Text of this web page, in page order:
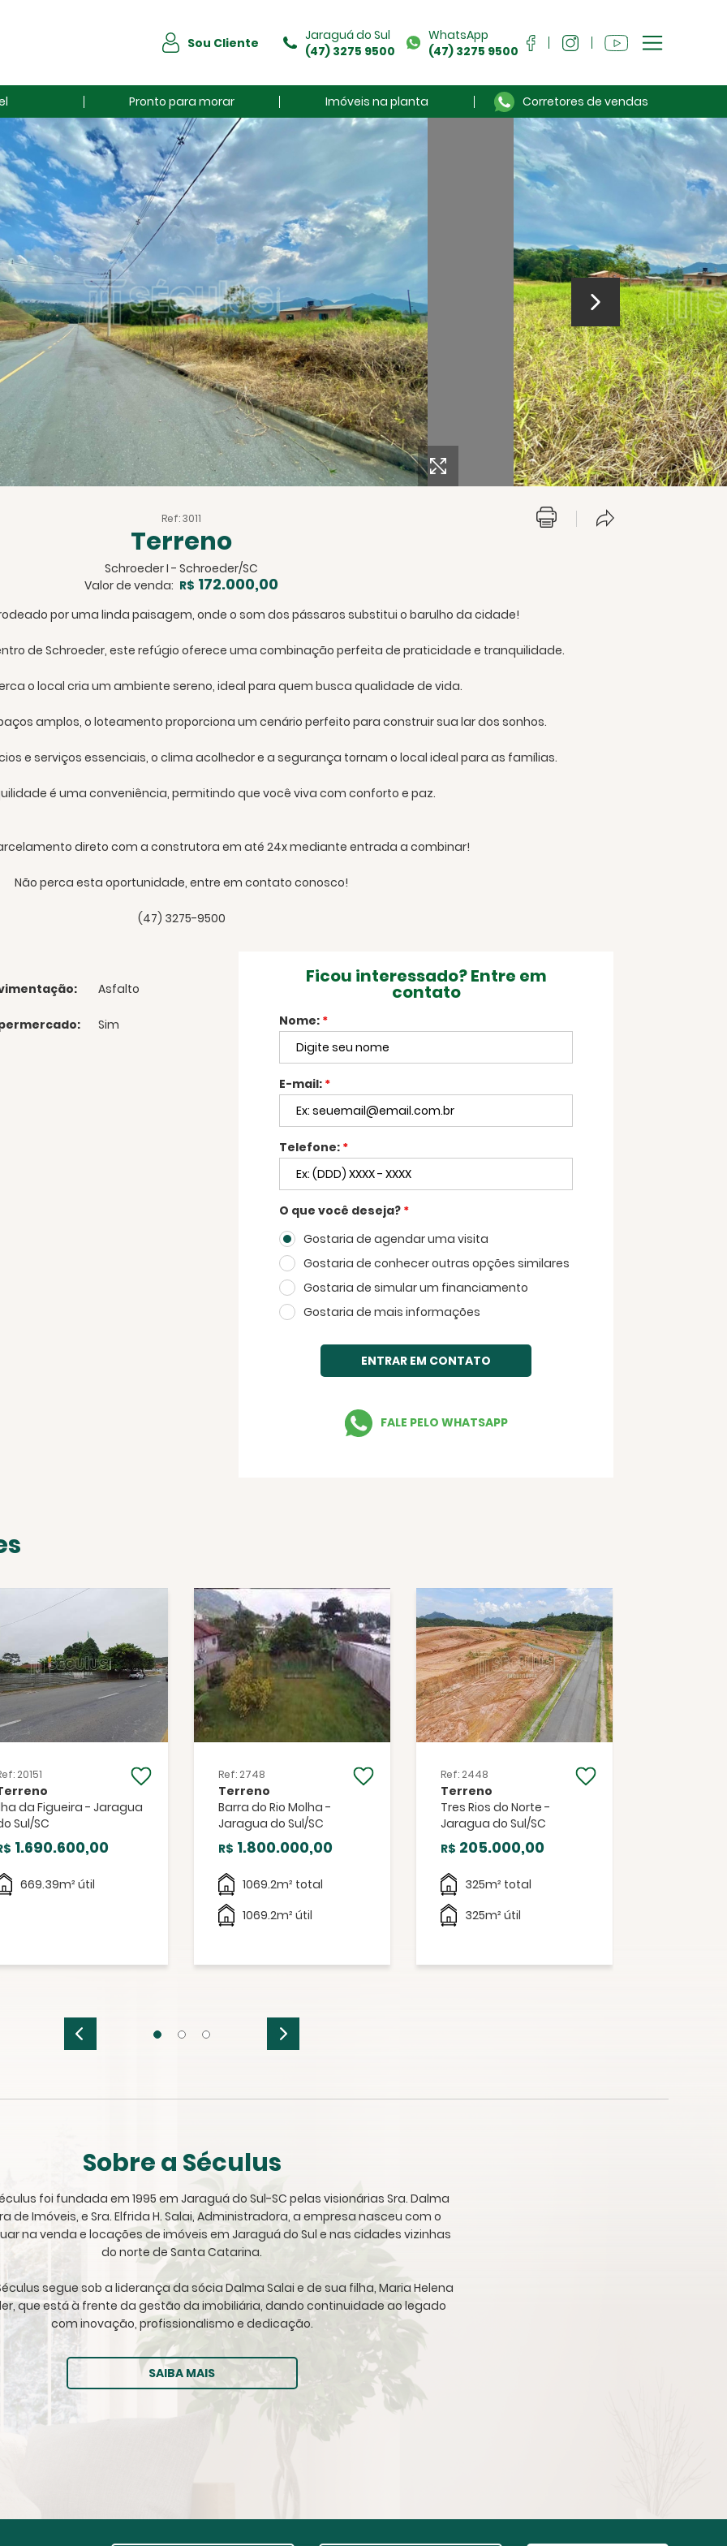
Sou Cliente
Jaraguá do Sul
(47) 3275 9500
WhatsApp
(47) 3275 9500
Sou Cliente
Anuncie seu imóvel
Sobre a Séculus
Contato
Pronto para morar Imóveis na planta Corretores de vendas
Ref: 3011
Terreno
Schroeder I - Schroeder/SC
Valor de venda: R$ 172.000,00
por uma linda paisagem, onde o som dos pássaros substitui o barulho da cidade!
de Schroeder, este refúgio oferece uma combinação perfeita de praticidade e tranquilidade.
o local cria um ambiente sereno, ideal para quem busca qualidade de vida.
amplos, o loteamento proporciona um cenário perfeito para construir sua lar dos sonhos.
e serviços essenciais, o clima acolhedor e a segurança tornam o local ideal para as famílias.
é uma conveniência, permitindo que você viva com conforto e paz.
direto com a construtora em até 24x mediante entrada a combinar!
Não perca esta oportunidade, entre em contato conosco!
(47) 3275-9500
Asfalto
Sim
Ficou interessado? Entre em
contato
Nome: *
E-mail: *
Telefone: *
O que você deseja? *
Gostaria de agendar uma visita
Gostaria de conhecer outras opções similares
Gostaria de simular um financiamento
Gostaria de mais informações
ENTRAR EM CONTATO
FALE PELO WHATSAPP
Voltar
20151
da Figueira - Jaragua
Sul/SC
1.690.600,00
669.39m² útil
Ref: 2748
Terreno
Barra do Rio Molha -
Jaragua do Sul/SC
R$ 1.800.000,00
1069.2m² total
1069.2m² útil
Ref: 2448
Terreno
Tres Rios do Norte -
Jaragua do Sul/SC
R$ 205.000,00
325m² total
325m² útil
Sobre a Séculus
foi fundada em 1995 em Jaraguá do Sul-SC pelas visionárias Sra. Dalma
de Imóveis, e Sra. Elfrida H. Salai, Administradora, a empresa nasceu com o
na venda e locações de imóveis em Jaraguá do Sul e nas cidades vizinhas
do norte de Santa Catarina.
segue sob a liderança da sócia Dalma Salai e de sua filha, Maria Helena
que está à frente da gestão da imobiliária, dando continuidade ao legado
com inovação, profissionalismo e dedicação.
SAIBA MAIS